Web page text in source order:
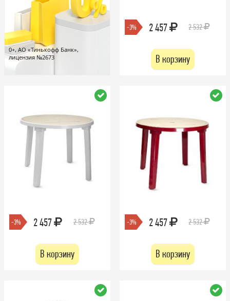
0+, АО «Тинькофф Банк»,
лицензия №2673
-3% 2 457 2 532
В корзину
-3% 2 457 2 532
В корзину
-3% 2 457 2 532
В корзину